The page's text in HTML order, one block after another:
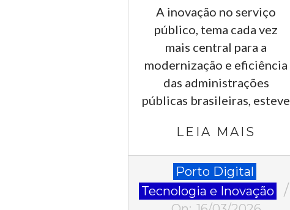
A inovação no serviço
público, tema cada vez
mais central para a
modernização e eficiência
das administrações
públicas brasileiras, esteve
LEIA MAIS
03-
16
Porto Digital
Tecnologia e Inovação